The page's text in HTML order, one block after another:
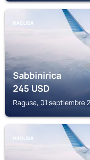
RAGUSA
Sabbinirica
245USD
Ragusa, 01 septiembre
RAGUSA